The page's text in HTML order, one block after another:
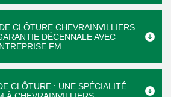
CLÔTURE CHEVRAINVILLIERS
DÉCENNALE AVEC
FM
CLÔTURE : UNE SPÉCIALITÉ